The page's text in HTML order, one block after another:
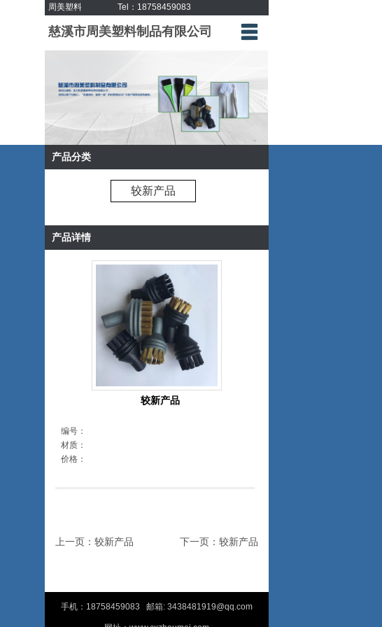
周美塑料 Tel：18758459083
慈溪市周美塑料制品有限公司
产品详情
较新产品
编号：
材质：
价格：
上一页：较新产品 下一页：较新产品
产品分类
较新产品
手机：18758459083 邮箱: 3438481919@qq.com